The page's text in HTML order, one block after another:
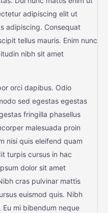
adipiscing elit ut
adipiscing. Consequat
tellus mauris. Enim nunc
nibh sit amet
orci dapibus. Odio
sed egestas egestas
fringilla phasellus
malesuada proin
nisi quis eleifend quam
turpis cursus in hac
dolor sit amet
cras pulvinar mattis
euismod quis. Nibh
mi bibendum neque